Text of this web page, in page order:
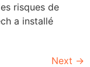
risques de
a installé
Next →